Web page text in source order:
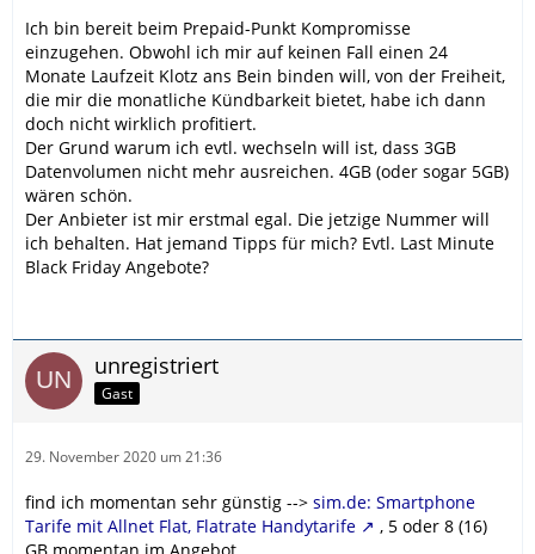
Ich bin bereit beim Prepaid-Punkt Kompromisse
einzugehen. Obwohl ich mir auf keinen Fall einen 24
Monate Laufzeit Klotz ans Bein binden will, von der Freiheit,
die mir die monatliche Kündbarkeit bietet, habe ich dann
doch nicht wirklich profitiert.
Der Grund warum ich evtl. wechseln will ist, dass 3GB
Datenvolumen nicht mehr ausreichen. 4GB (oder sogar 5GB)
wären schön.
Der Anbieter ist mir erstmal egal. Die jetzige Nummer will
ich behalten. Hat jemand Tipps für mich? Evtl. Last Minute
Black Friday Angebote?
unregistriert
Gast
29. November 2020 um 21:36
find ich momentan sehr günstig --> sim.de: Smartphone
Tarife mit Allnet Flat, Flatrate Handytarife
, 5 oder 8 (16)